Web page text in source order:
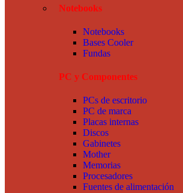
Notebooks
Notebooks
Bases Cooler
Fundas
PC y Componentes
PCs de escritorio
PC de marca
Placas internas
Discos
Gabinetes
Mother
Memorias
Procesadores
Fuentes de alimentación